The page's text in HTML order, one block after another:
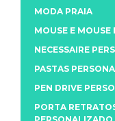
MODA PRAIA
MOUSE E MOUSE
NECESSAIRE
PASTAS
PEN DRIVE
PORTA
PERSONALIZADO